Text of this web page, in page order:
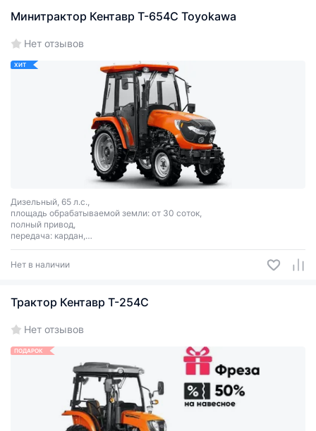
Минитрактор Кентавр Т-654С Toyokawa
Нет отзывов
ХИТ
Дизельный, 65 л.с.,
площадь обрабатываемой земли: от 30 соток,
полный привод,
передача: кардан,
сцепное соединение: 3 точки.
Нет в наличии
Трактор Кентавр Т-254C
Нет отзывов
ПОДАРОК